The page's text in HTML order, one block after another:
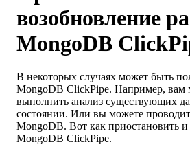
возобновление
MongoDB
В некоторых случаях может быть
MongoDB ClickPipe. Например, вам
выполнить анализ существующих
состоянии. Или вы можете
MongoDB. Вот как приостановить и
MongoDB ClickPipe.